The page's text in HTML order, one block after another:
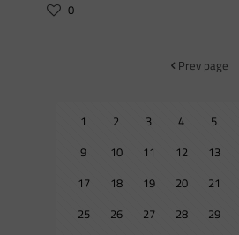
0
Prev page
1 2 3 4 5
9
10 11 12 13
17
18 19 20 21
25
26 27 28 29